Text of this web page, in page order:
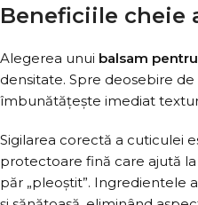
Beneficiile cheie
Alegerea unui balsam
densitate. Spre deosebire
îmbunătățește imediat
Sigilarea corectă a cuticulei
protectoare fină care ajută
păr „pleoștit”. Ingredientele